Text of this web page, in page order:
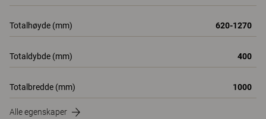
Totalhøyde (mm) 620-1270
Totaldybde (mm) 400
Totalbredde (mm) 1000
Alle egenskaper